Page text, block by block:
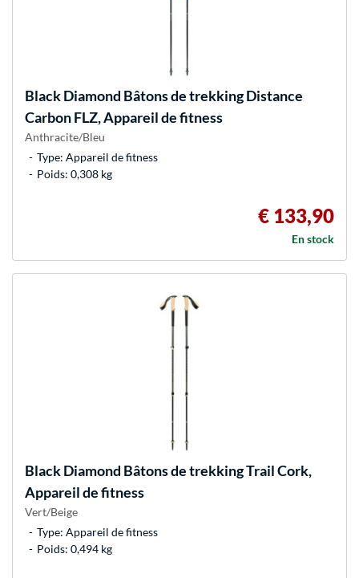
Black Diamond Bâtons de trekking Distance
Carbon FLZ, Appareil de fitness
Anthracite/Bleu
Type: Appareil de fitness
Poids: 0,308 kg
€ 133,90
En stock
Black Diamond Bâtons de trekking Trail Cork,
Appareil de fitness
Vert/Beige
Type: Appareil de fitness
Poids: 0,494 kg